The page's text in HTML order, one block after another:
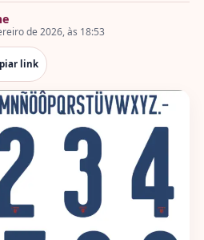
de 2026, às 18:53
link